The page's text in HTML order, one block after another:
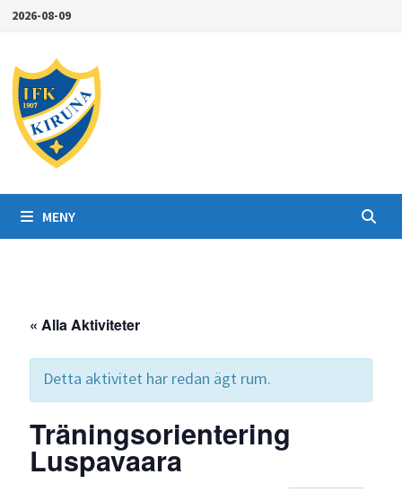
Hoppa
2026-08-09
MENY
« Alla Aktiviteter
Detta aktivitet har redan ägt rum.
Träningsorientering
Luspavaara